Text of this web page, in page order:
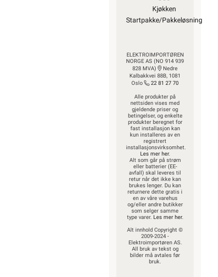
Kjøkken
Startpakke/Pakkeløsning
ELEKTROIMPORTØREN
NORGE AS (NO 914 939
828 MVA)
Nedre
Kalbakkvei 88B, 1081
Oslo
22 81 27 70
Alle produkter på
nettsiden vises med
gjeldende priser og
betingelser, og enkelte
produkter beregnet for
fast installasjon kan
kun installeres av en
registrert
installasjonsvirksomhet.
Les mer her.
Alt som går på strøm
eller batterier (EE-
avfall) skal leveres til
retur når det ikke kan
brukes lenger. Du kan
returnere dette gratis i
en av våre varehus
og/eller andre butikker
som selger samme
type varer. Les mer her.
Alt innhold Copyright ©
2009-2024 -
Elektroimportøren AS.
All bruk av tekst og
bilder må avtales før
bruk.